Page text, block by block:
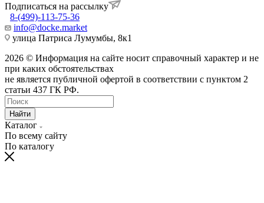
Подписаться на рассылку
8-(499)-113-75-36
info@docke.market
улица Патриса Лумумбы, 8к1
2026 © Информация на сайте носит справочный характер и не
при каких обстоятельствах
не является публичной офертой в соответствии с пунктом 2
статьи 437 ГК РФ.
Найти
Каталог
По всему сайту
По каталогу